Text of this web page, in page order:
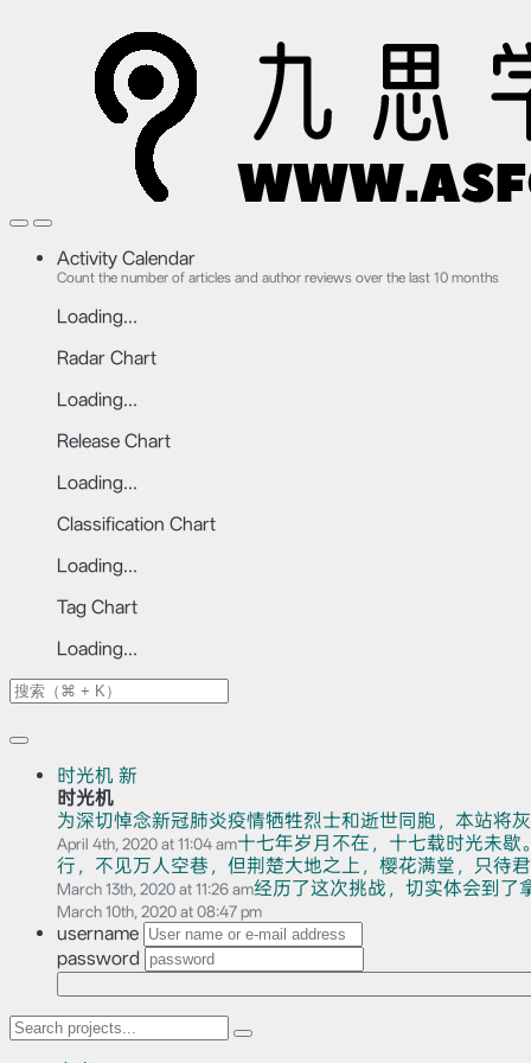
Activity Calendar
Count the number of articles and author reviews over the last 10 months
Loading...
Radar Chart
Loading...
Release Chart
Loading...
Classification Chart
Loading...
Tag Chart
Loading...
时光机 新
时光机
为深切悼念新冠肺炎疫情牺牲烈士和逝世同胞，本站将
April 4th, 2020 at 11:04 am十七年岁月不在，十七载时光未
行，不见万人空巷，但荆楚大地之上，樱花满堂，只待
March 13th, 2020 at 11:26 am经历了这次挑战，切实体会到了
March 10th, 2020 at 08:47 pm
username
password